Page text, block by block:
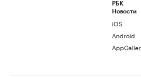
РБК
Новости
iOS
Android